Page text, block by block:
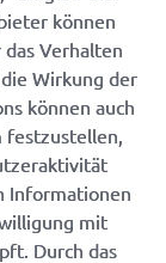
können
Verhalten
Wirkung der
können auch
festzustellen,
Informationen
mit
Durch das